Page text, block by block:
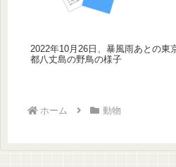
2022年10月26日、暴風雨あとの東
都八丈島の野鳥の様子
ホーム 動物